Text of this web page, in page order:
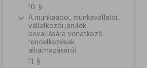
10. §
A munkaadói, munkavállalói,
vállalkozói járulék
bevallására vonatkozó
rendelkezések
alkalmazásáról
11. §